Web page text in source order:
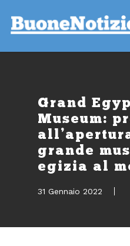
Grand
Museum:
grande
egizia al
31 Gennaio 2022
Go to